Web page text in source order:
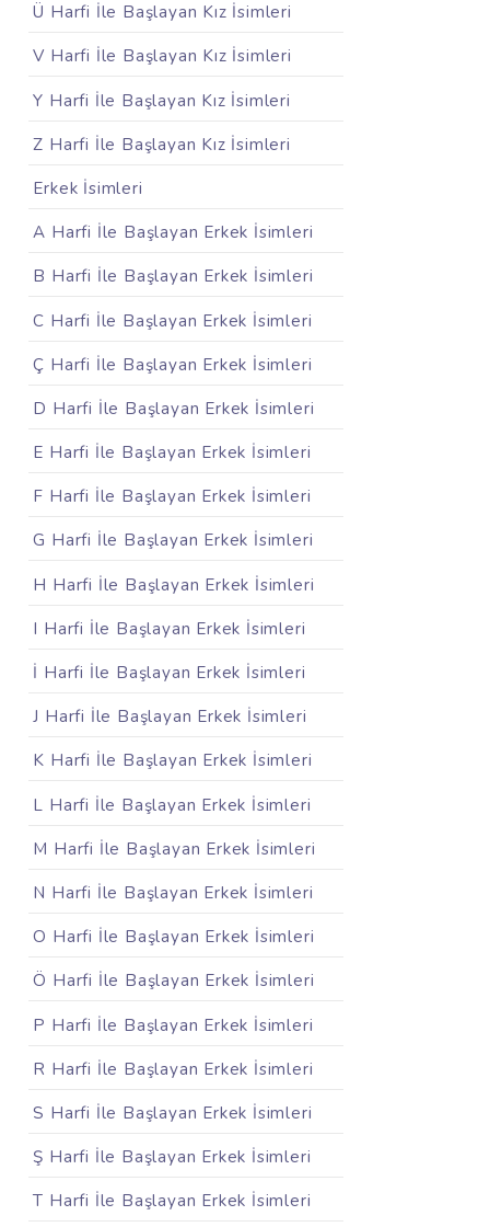
Ü Harfi İle Başlayan Kız İsimleri
V Harfi İle Başlayan Kız İsimleri
Y Harfi İle Başlayan Kız İsimleri
Z Harfi İle Başlayan Kız İsimleri
Erkek İsimleri
A Harfi İle Başlayan Erkek İsimleri
B Harfi İle Başlayan Erkek İsimleri
C Harfi İle Başlayan Erkek İsimleri
Ç Harfi İle Başlayan Erkek İsimleri
D Harfi İle Başlayan Erkek İsimleri
E Harfi İle Başlayan Erkek İsimleri
F Harfi İle Başlayan Erkek İsimleri
G Harfi İle Başlayan Erkek İsimleri
H Harfi İle Başlayan Erkek İsimleri
I Harfi İle Başlayan Erkek İsimleri
İ Harfi İle Başlayan Erkek İsimleri
J Harfi İle Başlayan Erkek İsimleri
K Harfi İle Başlayan Erkek İsimleri
L Harfi İle Başlayan Erkek İsimleri
M Harfi İle Başlayan Erkek İsimleri
N Harfi İle Başlayan Erkek İsimleri
O Harfi İle Başlayan Erkek İsimleri
Ö Harfi İle Başlayan Erkek İsimleri
P Harfi İle Başlayan Erkek İsimleri
R Harfi İle Başlayan Erkek İsimleri
S Harfi İle Başlayan Erkek İsimleri
Ş Harfi İle Başlayan Erkek İsimleri
T Harfi İle Başlayan Erkek İsimleri